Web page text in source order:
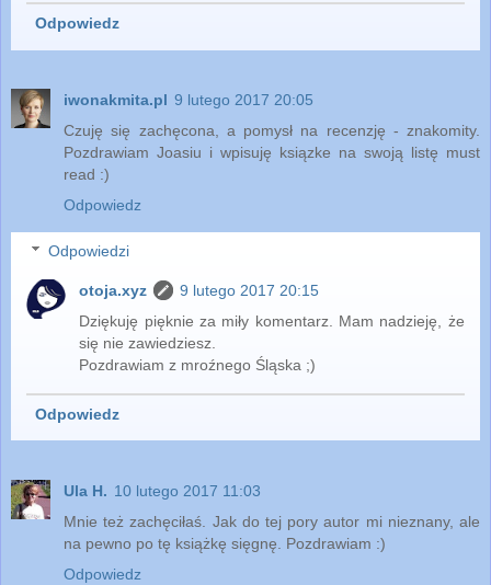
Odpowiedz
iwonakmita.pl 9 lutego 2017 20:05
Czuję się zachęcona, a pomysł na recenzję - znakomity.
Pozdrawiam Joasiu i wpisuję ksiązke na swoją listę must
read :)
Odpowiedz
Odpowiedzi
otoja.xyz
9 lutego 2017 20:15
Dziękuję pięknie za miły komentarz. Mam nadzieję, że
się nie zawiedziesz.
Pozdrawiam z mroźnego Śląska ;)
Odpowiedz
Ula H. 10 lutego 2017 11:03
Mnie też zachęciłaś. Jak do tej pory autor mi nieznany, ale
na pewno po tę książkę sięgnę. Pozdrawiam :)
Odpowiedz